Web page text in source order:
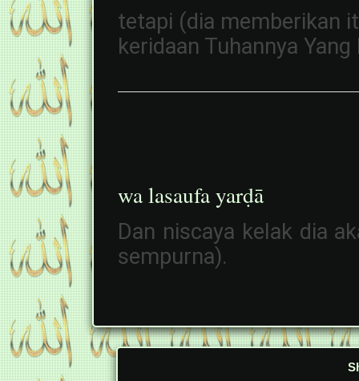
tetapi (dia memberikan
keridaan Tuhannya
wa lasaufa yarḍā
Dan niscaya kelak dia
sempurna).